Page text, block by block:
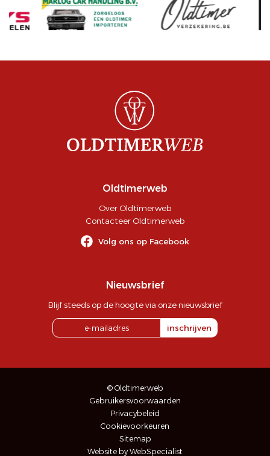
Oldtimerweb
Over Oldtimerweb
Contacteer Oldtimerweb
Volg ons op Facebook
Nieuwsbrief
Blijf steeds op de hoogte via onze nieuwsbrief
inschrijven
© Oldtimerweb
Gebruikersvoorwaarden
Privacybeleid
Cookievoorkeuren
Sitemap
Website by WebSpecialist